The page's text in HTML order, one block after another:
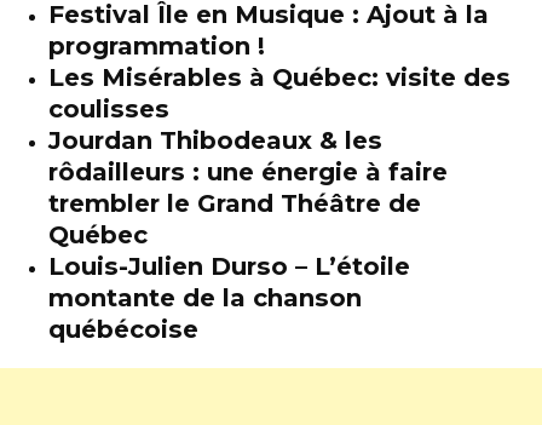
Festival Île en Musique : Ajout à la
programmation !
Les Misérables à Québec: visite des
coulisses
Jourdan Thibodeaux & les
rôdailleurs : une énergie à faire
trembler le Grand Théâtre de
Québec
Louis-Julien Durso – L’étoile
montante de la chanson
québécoise